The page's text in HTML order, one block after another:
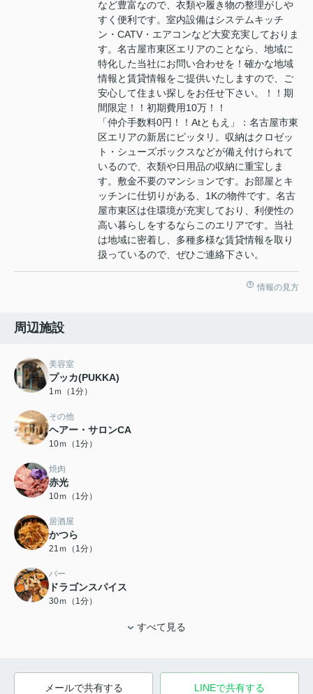
など豊富なので、衣類や履き物の整理がしや
すく便利です。室内設備はシステムキッチ
ン・CATV・エアコンなど大変充実しておりま
す。名古屋市東区エリアのことなら、地域に
特化した当社にお問い合わせを！確かな地域
情報と賃貸情報をご提供いたしますので、ご
安心して住まい探しをお任せ下さい。！！期
間限定！！初期費用10万！！
「仲介手数料0円！！Atともえ」：名古屋市東
区エリアの新居にピッタリ。収納はクロゼッ
ト・シューズボックスなどが備え付けられて
いるので、衣類や日用品の収納に重宝しま
す。敷金不要のマンションです。お部屋とキ
ッチンに仕切りがある、1Kの物件です。名古
屋市東区は住環境が充実しており、利便性の
高い暮らしをするならこのエリアです。当社
は地域に密着し、多種多様な賃貸情報を取り
扱っているので、ぜひご連絡下さい。
情報の見方
周辺施設
美容室
プッカ(PUKKA)
1ｍ（1分）
その他
ヘアー・サロンCA
10ｍ（1分）
焼肉
赤光
10ｍ（1分）
居酒屋
かつら
21ｍ（1分）
バー
ドラゴンスパイス
30ｍ（1分）
すべて見る
メールで共有する LINEで共有する